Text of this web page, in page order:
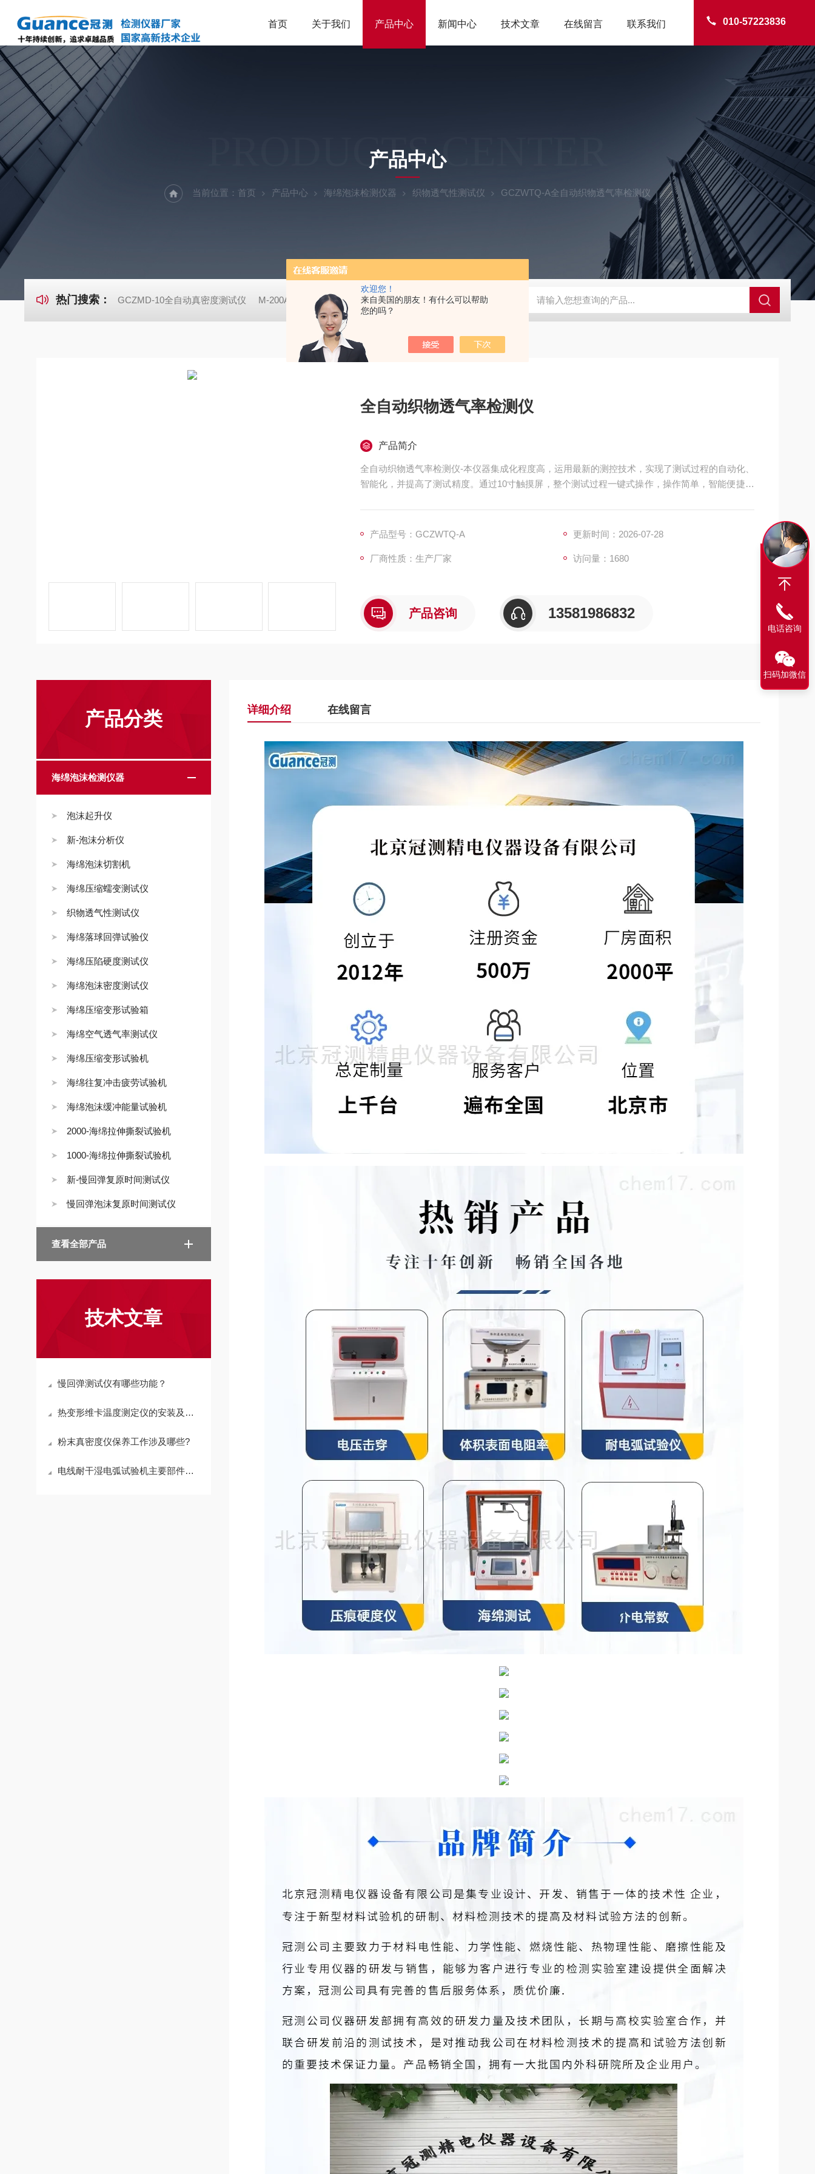
欢迎您！
来自美国的朋友！有什么可以帮助
您的吗？
010-57223836
首页 关于我们 产品中心 新闻中心 技术文章 在线留言 联系我们
PRODUCTS CENTER
产品中心
当前位置： 首页 产品中心 海绵泡沫检测仪器 织物透气性测试仪 GCZWTQ-A全自动织物透气率检测仪
热门搜索： GCZMD-10全自动真密度测试仪 M-200A微动摩擦磨损实验机 GCDDJ-50Kv电压击穿试验仪-微机控制 GCDDJ-50Kv绝缘材料电压击穿强度试验机 GCDDJ-100Kv
全自动织物透气率检测仪
产品简介
全自动织物透气率检测仪-本仪器集成化程度高，运用最新的测控技术，实现了测试过程的自动化、
智能化，并提高了测试精度。通过10寸触摸屏，整个测试过程一键式操作，操作简单，智能便捷，
产品型号：GCZWTQ-A 更新时间：2026-07-28
厂商性质：生产厂家 访问量：1680
产品咨询 13581986832
产品分类
海绵泡沫检测仪器
泡沫起升仪
新-泡沫分析仪
海绵泡沫切割机
海绵压缩蠕变测试仪
织物透气性测试仪
海绵落球回弹试验仪
海绵压陷硬度测试仪
海绵泡沫密度测试仪
海绵压缩变形试验箱
海绵空气透气率测试仪
海绵压缩变形试验机
海绵往复冲击疲劳试验机
海绵泡沫缓冲能量试验机
2000-海绵拉伸撕裂试验机
1000-海绵拉伸撕裂试验机
新-慢回弹复原时间测试仪
慢回弹泡沫复原时间测试仪
查看全部产品
技术文章
慢回弹测试仪有哪些功能？
热变形维卡温度测定仪的安装及试验前的准备工作
粉末真密度仪保养工作涉及哪些?
电线耐干湿电弧试验机主要部件及功能有哪些
详细介绍 在线留言
电话咨询
扫码加微信